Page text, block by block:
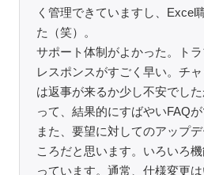
く管理できていますし、Excel
た（笑）。
サポート体制がよかった。ト
レスポンスがすごく早い。チ
は返事が来るか少し不安でし
って、結果的にすばやいFAQが
また、要望に対してのアップ
ころだと思います。いろいろ
っています。通常、仕様変更